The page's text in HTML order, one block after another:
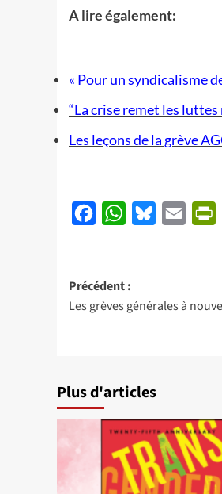
A lire également:
« Pour un syndicalisme
“La crise remet les
Les leçons de la grève
FacebookWhatsApp
BlueskyEmail
Navigation
d’article
Précédent :
Les grèves générales à
Plus d'articles